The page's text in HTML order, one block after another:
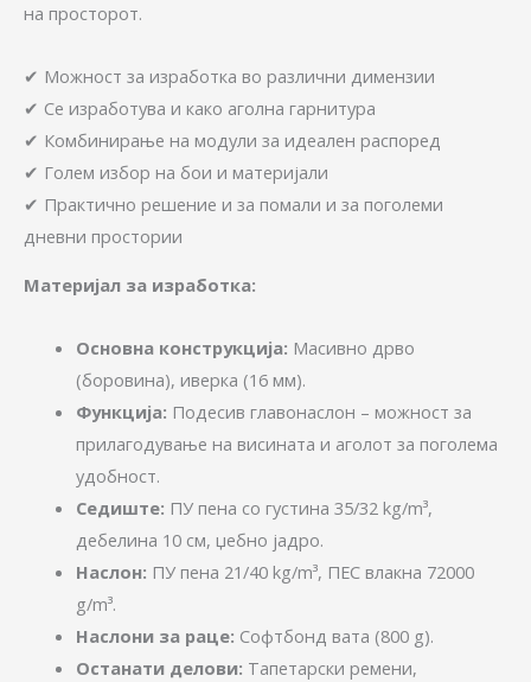
на просторот.
✔ Можност за изработка во различни димензии
✔ Се изработува и како аголна гарнитура
✔ Комбинирање на модули за идеален распоред
✔ Голем избор на бои и материјали
✔ Практично решение и за помали и за поголеми
дневни простории
Материјал за изработка:
Основна конструкција: Масивно дрво
(боровина), иверка (16 мм).
Функција: Подесив главонаслон – можност за
прилагодување на висината и аголот за поголема
удобност.
Седиште: ПУ пена со густина 35/32 kg/m³,
дебелина 10 см, џебно јадро.
Наслон: ПУ пена 21/40 kg/m³, ПЕС влакна 72000
g/m³.
Наслони за раце: Софтбонд вата (800 g).
Останати делови: Тапетарски ремени,